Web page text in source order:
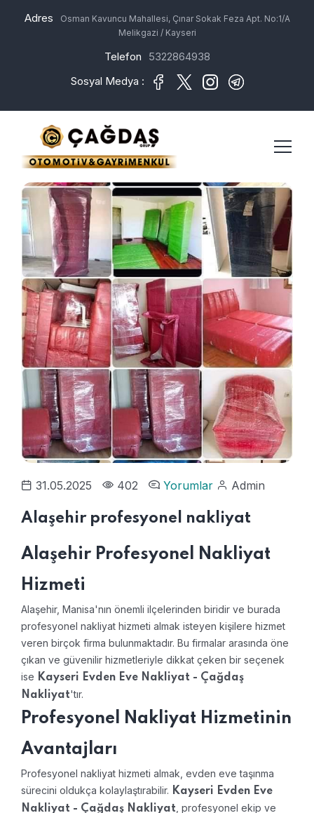
Adres
Osman Kavuncu Mahallesi, Çınar Sokak Feza Apt. No:1/A
Melikgazi / Kayseri
Telefon
5322864938
Sosyal Medya :
31.05.2025 402 Yorumlar Admin
Alaşehir profesyonel nakliyat
Alaşehir Profesyonel Nakliyat
Hizmeti
Alaşehir, Manisa'nın önemli ilçelerinden biridir ve burada
profesyonel nakliyat hizmeti almak isteyen kişilere hizmet
veren birçok firma bulunmaktadır. Bu firmalar arasında öne
çıkan ve güvenilir hizmetleriyle dikkat çeken bir seçenek
ise Kayseri Evden Eve Nakliyat - Çağdaş
Nakliyat'tır.
Profesyonel Nakliyat Hizmetinin
Avantajları
Profesyonel nakliyat hizmeti almak, evden eve taşınma
sürecini oldukça kolaylaştırabilir. Kayseri Evden Eve
Nakliyat - Çağdaş Nakliyat , profesyonel ekip ve